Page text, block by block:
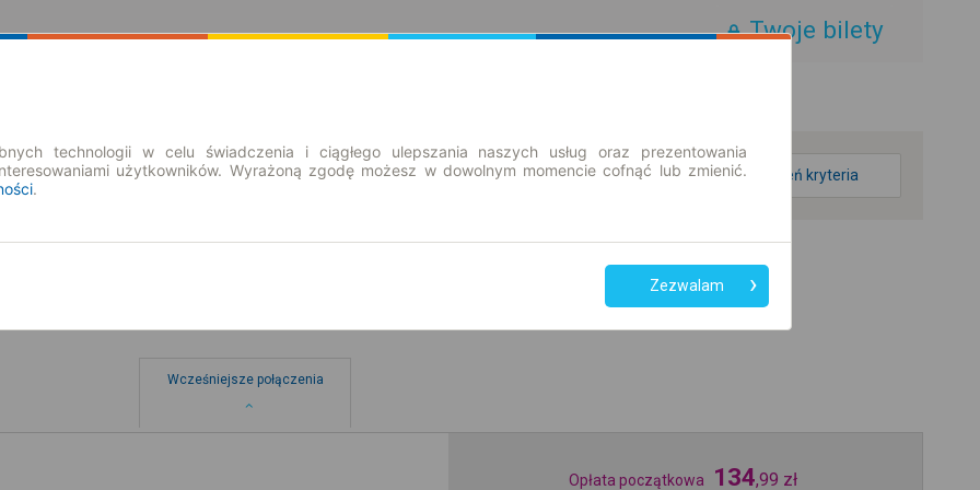
Twoje bilety
zmień kryteria
Wcześniejsze połączenia
Opłata początkowa 134,99 zł
technologii w celu świadczenia i ciągłego ulepszania naszych usług oraz prezentowania
użytkowników. Wyrażoną zgodę możesz w dowolnym momencie cofnąć lub zmienić.
.
Zezwalam